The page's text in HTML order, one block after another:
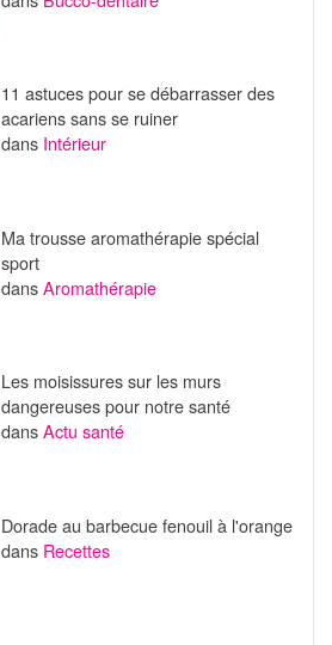
11 astuces pour se débarrasser des
acariens sans se ruiner
dans Intérieur
Ma trousse aromathérapie spécial
sport
dansAromathérapie
Les moisissures sur les murs
dangereuses pour notre santé
dansActu santé
Dorade au barbecue fenouil à l'orange
dans Recettes